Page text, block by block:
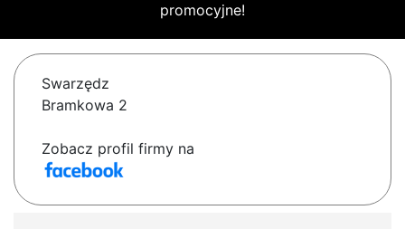
promocyjne!
Swarzędz
Bramkowa 2
Zobacz profil firmy na